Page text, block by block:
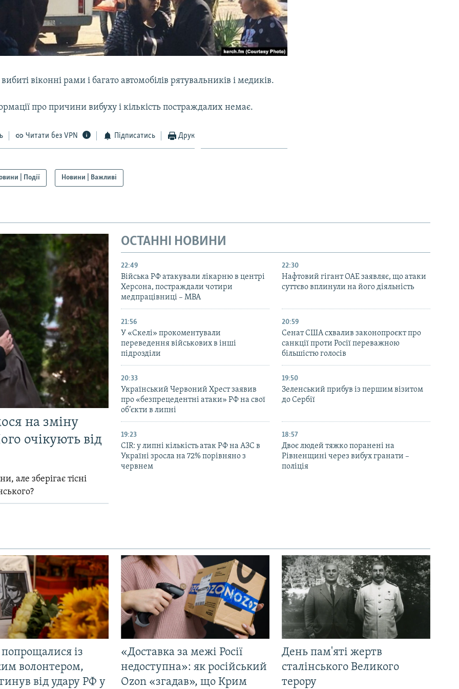
віконні рами і багато автомобілів рятувальників і медиків.
про причини вибуху і кількість постраждалих немає.
Читати без VPN Підписатись Друк
| Події Новини | Важливі
на зміну
очікують від
але зберігає тісні
ОСТАННІ НОВИНИ
22:49
Війська РФ атакували лікарню в центрі
Херсона, постраждали чотири
медпрацівниці – МВА
22:30
Нафтовий гігант ОАЕ заявляє, що атаки
суттєво вплинули на його діяльність
21:56
У «Скелі» прокоментували
переведення військових в інші
підрозділи
20:59
Cенат США схвалив законопроєкт про
санкції проти Росії переважною
більшістю голосів
20:33
Український Червоний Хрест заявив
про «безпрецедентні атаки» РФ на свої
об’єкти в липні
19:50
Зеленський прибув із першим візитом
до Сербії
19:23
CIR: у липні кількість атак РФ на АЗС в
Україні зросла на 72% порівняно з
червнем
18:57
Двоє людей тяжко поранені на
Рівненщині через вибух гранати –
поліція
із
волонтером,
від удару РФ у
«Доставка за межі Росії
недоступна»: як російський
Ozon «згадав», що Крим
День пам'яті жертв
сталінського Великого
терору